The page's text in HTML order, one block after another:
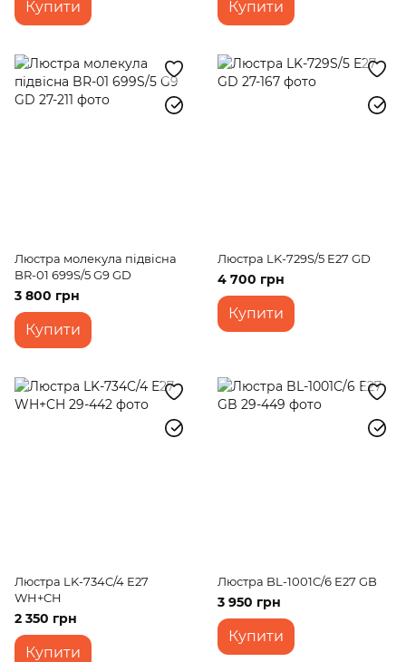
Купити Купити
Люстра молекула підвісна
BR-01 699S/5 G9 GD
3 800 грн
Купити
Люстра LK-729S/5 E27 GD
4 700 грн
Купити
Люстра LK-734C/4 E27
WH+CH
2 350 грн
Купити
Люстра BL-1001C/6 E27 GB
3 950 грн
Купити